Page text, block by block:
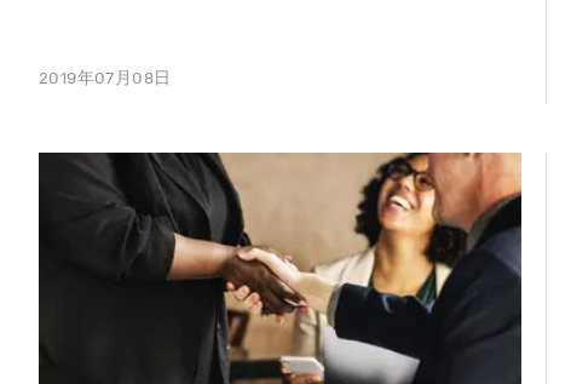
2019年07月08日